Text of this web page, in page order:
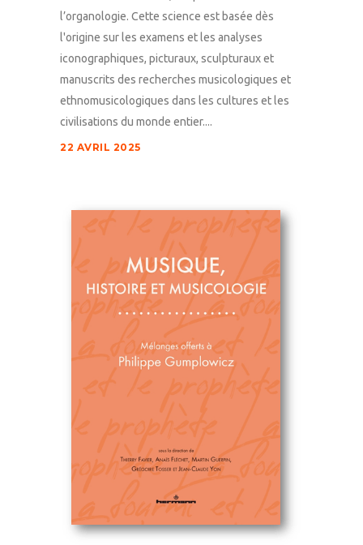
l’organologie. Cette science est basée dès
l'origine sur les examens et les analyses
iconographiques, picturaux, sculpturaux et
manuscrits des recherches musicologiques et
ethnomusicologiques dans les cultures et les
civilisations du monde entier....
22 AVRIL 2025